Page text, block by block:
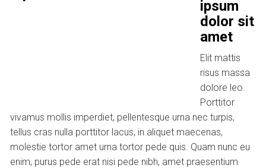
ipsum
dolor sit
amet
Elit mattis
risus massa
dolore leo.
Porttitor
vivamus mollis imperdiet, pellentesque urna nec turpis,
tellus cras nulla porttitor lacus, in aliquet maecenas,
molestie tortor amet urna tortor pede quis. Quam nunc eu
enim, purus pede erat nisi pede nibh, amet praesentium